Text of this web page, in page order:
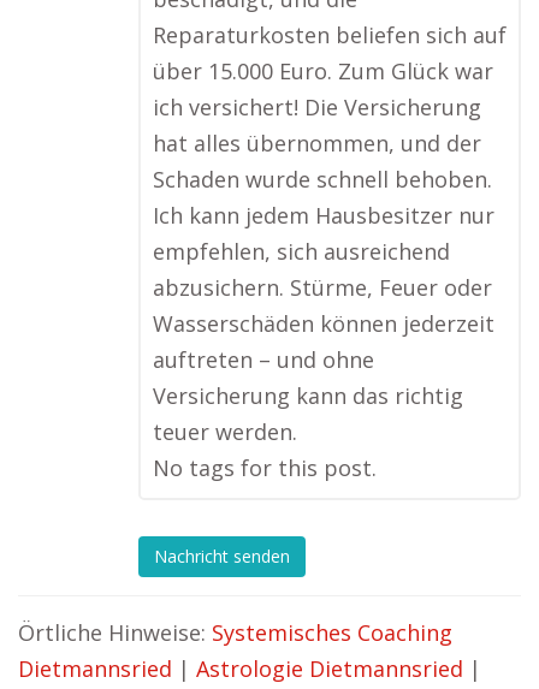
Reparaturkosten beliefen sich auf
über 15.000 Euro. Zum Glück war
ich versichert! Die Versicherung
hat alles übernommen, und der
Schaden wurde schnell behoben.
Ich kann jedem Hausbesitzer nur
empfehlen, sich ausreichend
abzusichern. Stürme, Feuer oder
Wasserschäden können jederzeit
auftreten – und ohne
Versicherung kann das richtig
teuer werden.
No tags for this post.
Nachricht senden
Örtliche Hinweise: Systemisches Coaching
Dietmannsried | Astrologie Dietmannsried |